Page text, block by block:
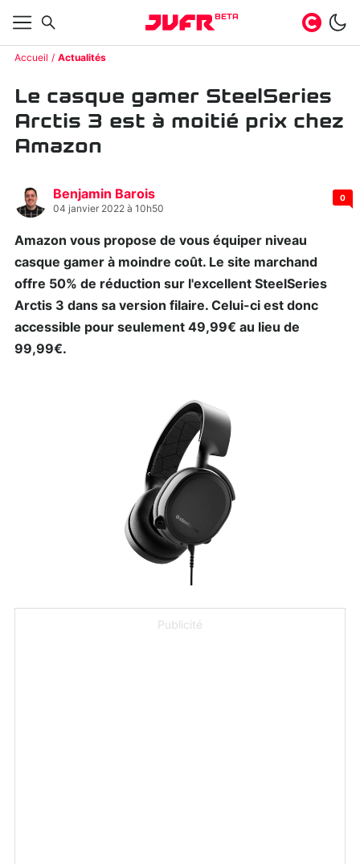
BETA
Accueil Actualités
Le casque gamer SteelSeries
Arctis 3 est à moitié prix chez
Amazon
Benjamin Barois
04 janvier 2022 à 10h50
0
Amazon vous propose de vous équiper niveau
casque gamer à moindre coût. Le site marchand
offre 50% de réduction sur l'excellent SteelSeries
Arctis 3 dans sa version filaire. Celui-ci est donc
accessible pour seulement 49,99€ au lieu de
99,99€.
Publicité